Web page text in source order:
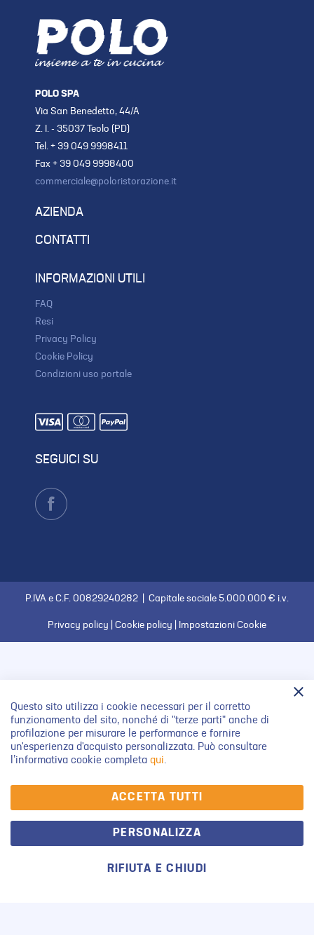
POLO SPA
Via San Benedetto, 44/A
Z. I. - 35037 Teolo (PD)
Tel. + 39 049 9998411
Fax + 39 049 9998400
commerciale@poloristorazione.it
AZIENDA
CONTATTI
INFORMAZIONI UTILI
FAQ
Resi
Privacy Policy
Cookie Policy
Condizioni uso portale
SEGUICI SU
P.IVA e C.F. 00829240282 | Capitale sociale 5.000.000 € i.v.
Privacy policy Cookie policy Impostazioni Cookie
Questo sito utilizza i cookie necessari per il corretto
funzionamento del sito, nonché di "terze parti" anche di
profilazione per misurare le performance e fornire
un'esperienza d'acquisto personalizzata. Può consultare
l’informativa cookie completa qui.
ACCETTA TUTTI
PERSONALIZZA
RIFIUTA E CHIUDI